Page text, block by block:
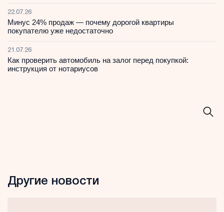
22.07.26
Минус 24% продаж — почему дорогой квартиры
покупателю уже недостаточно
21.07.26
Как проверить автомобиль на залог перед покупкой:
инструкция от нотариусов
Другие новости